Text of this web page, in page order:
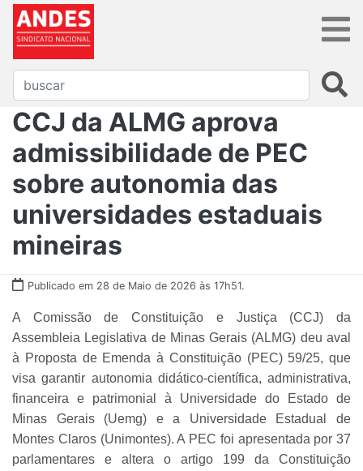
CCJ da ALMG aprova
admissibilidade de PEC
sobre autonomia das
universidades estaduais
mineiras
Publicado em 28 de Maio de 2026 às 17h51.
A Comissão de Constituição e Justiça (CCJ) da
Assembleia Legislativa de Minas Gerais (ALMG) deu aval
à Proposta de Emenda à Constituição (PEC) 59/25, que
visa garantir autonomia didático-científica, administrativa,
financeira e patrimonial à Universidade do Estado de
Minas Gerais (Uemg) e a Universidade Estadual de
Montes Claros (Unimontes). A PEC foi apresentada por 37
parlamentares e altera o artigo 199 da Constituição